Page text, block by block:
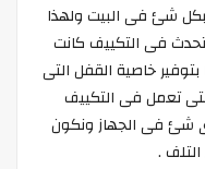
شئ فى البيت ولهذا
فى التكييف كانت
خاصية القفل التى
تعمل فى التكييف
شئ فى الجهاز ونكون
.